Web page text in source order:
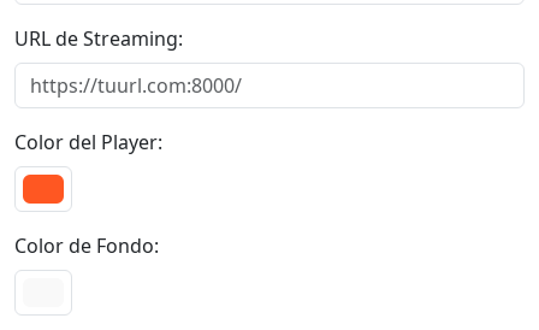
URL de Streaming:
Color del Player:
Color de Fondo: